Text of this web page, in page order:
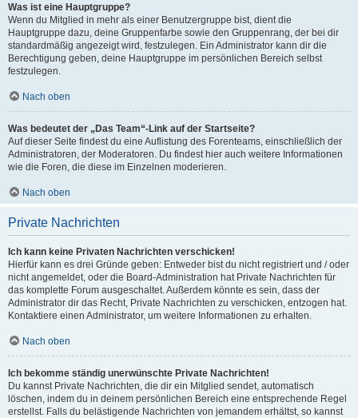
Was ist eine Hauptgruppe?
Wenn du Mitglied in mehr als einer Benutzergruppe bist, dient die
Hauptgruppe dazu, deine Gruppenfarbe sowie den Gruppenrang, der bei dir
standardmäßig angezeigt wird, festzulegen. Ein Administrator kann dir die
Berechtigung geben, deine Hauptgruppe im persönlichen Bereich selbst
festzulegen.
Nach oben
Was bedeutet der „Das Team“-Link auf der Startseite?
Auf dieser Seite findest du eine Auflistung des Forenteams, einschließlich der
Administratoren, der Moderatoren. Du findest hier auch weitere Informationen
wie die Foren, die diese im Einzelnen moderieren.
Nach oben
Private Nachrichten
Ich kann keine Privaten Nachrichten verschicken!
Hierfür kann es drei Gründe geben: Entweder bist du nicht registriert und / oder
nicht angemeldet, oder die Board-Administration hat Private Nachrichten für
das komplette Forum ausgeschaltet. Außerdem könnte es sein, dass der
Administrator dir das Recht, Private Nachrichten zu verschicken, entzogen hat.
Kontaktiere einen Administrator, um weitere Informationen zu erhalten.
Nach oben
Ich bekomme ständig unerwünschte Private Nachrichten!
Du kannst Private Nachrichten, die dir ein Mitglied sendet, automatisch
löschen, indem du in deinem persönlichen Bereich eine entsprechende Regel
erstellst. Falls du belästigende Nachrichten von jemandem erhältst, so kannst